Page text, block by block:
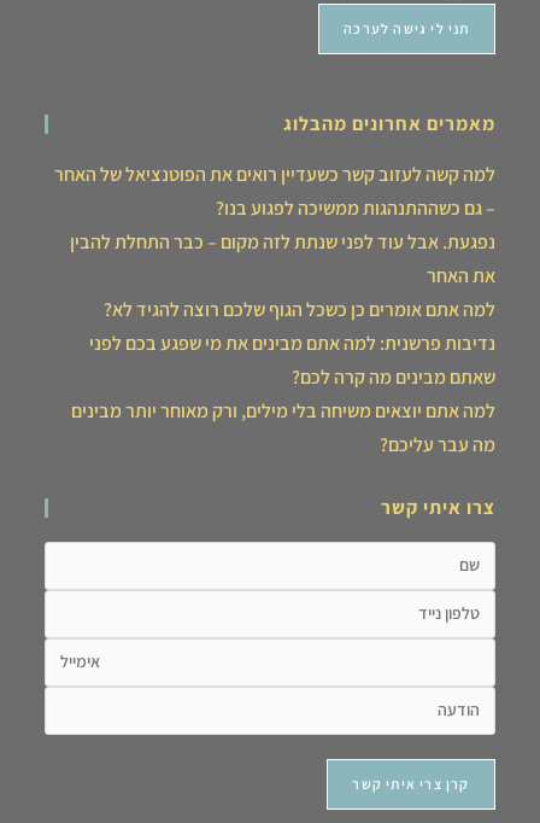
מאמרים אחרונים מהבלוג
למה קשה לעזוב קשר כשעדיין רואים את הפוטנציאל של האחר
– גם כשההתנהגות ממשיכה לפגוע בנו?
נפגעת. אבל עוד לפני שנתת לזה מקום – כבר התחלת להבין
את האחר
למה אתם אומרים כן כשכל הגוף שלכם רוצה להגיד לא?
נדיבות פרשנית: למה אתם מבינים את מי שפגע בכם לפני
שאתם מבינים מה קרה לכם?
למה אתם יוצאים משיחה בלי מילים, ורק מאוחר יותר מבינים
מה עבר עליכם?
צרו איתי קשר